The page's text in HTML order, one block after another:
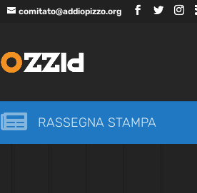
comitato@addiopizzo.org
 RASSEGNA STAMPA